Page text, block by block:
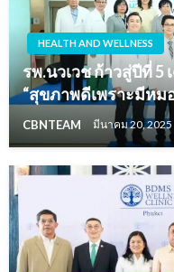
HEALTH AND WELLNESS
รพ.นวเวช ก้าวสู่ปีที่
“สุขภาพดีเพราะมีหม
CBNTEAM มีนาคม 20, 2025